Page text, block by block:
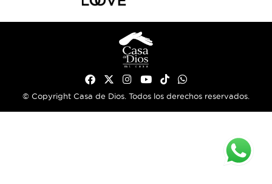
© Copyright Casa de Dios. Todos los derechos reservados.